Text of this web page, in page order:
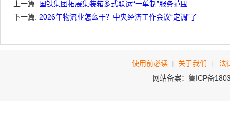
上一篇: 国铁集团拓展集装箱多式联运“一单制”服务范围
下一篇: 2026年物流业怎么干？中央经济工作会议“定调”了
使用前必读 | 关于我们 |
法
网站备案：鲁ICP备